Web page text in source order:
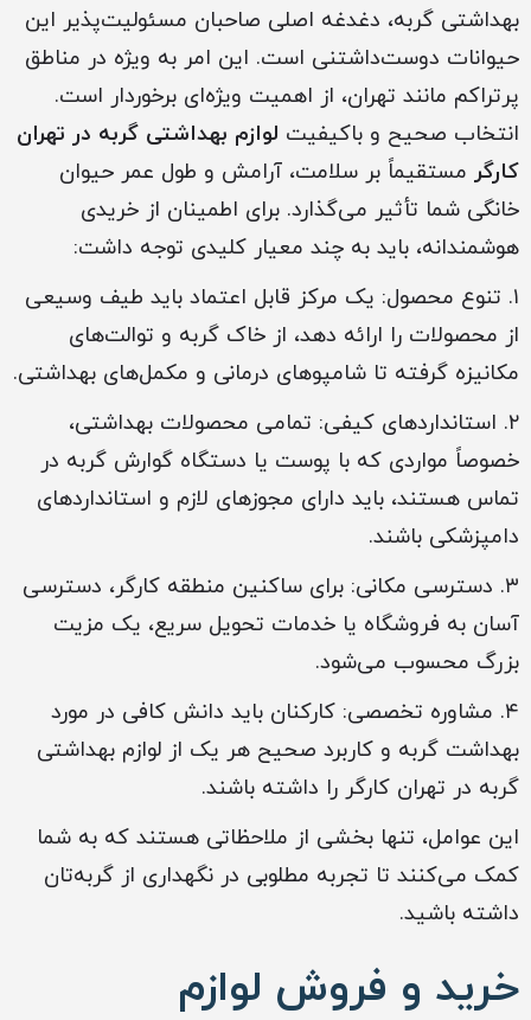
بهداشتی گربه، دغدغه اصلی صاحبان مسئولیت‌پذیر این
حیوانات دوست‌داشتنی است. این امر به ویژه در مناطق
پرتراکم مانند تهران، از اهمیت ویژه‌ای برخوردار است.
انتخاب صحیح و باکیفیت لوازم بهداشتی گربه‌ در تهران
کارگر مستقیماً بر سلامت، آرامش و طول عمر حیوان
خانگی شما تأثیر می‌گذارد. برای اطمینان از خریدی
هوشمندانه، باید به چند معیار کلیدی توجه داشت:
۱. تنوع محصول: یک مرکز قابل اعتماد باید طیف وسیعی
از محصولات را ارائه دهد، از خاک گربه و توالت‌های
مکانیزه گرفته تا شامپوهای درمانی و مکمل‌های بهداشتی.
۲. استانداردهای کیفی: تمامی محصولات بهداشتی،
خصوصاً مواردی که با پوست یا دستگاه گوارش گربه در
تماس هستند، باید دارای مجوزهای لازم و استانداردهای
دامپزشکی باشند.
۳. دسترسی مکانی: برای ساکنین منطقه کارگر، دسترسی
آسان به فروشگاه یا خدمات تحویل سریع، یک مزیت
بزرگ محسوب می‌شود.
۴. مشاوره تخصصی: کارکنان باید دانش کافی در مورد
بهداشت گربه و کاربرد صحیح هر یک از لوازم بهداشتی
گربه‌ در تهران کارگر را داشته باشند.
این عوامل، تنها بخشی از ملاحظاتی هستند که به شما
کمک می‌کنند تا تجربه مطلوبی در نگهداری از گربه‌تان
داشته باشید.
خرید و فروش لوازم